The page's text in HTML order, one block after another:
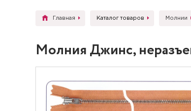
Главная Каталог товаров Молнии
Молния Джинс,